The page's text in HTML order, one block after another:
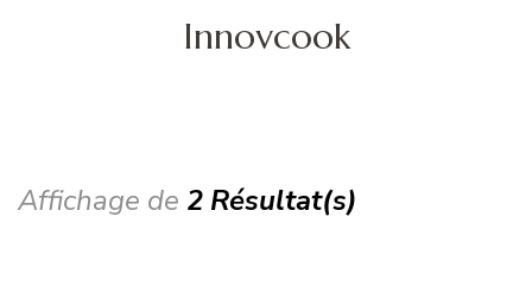
Innovcook
Affichage de 2 Résultat(s)